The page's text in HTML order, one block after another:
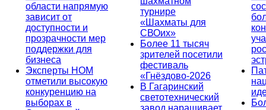
области напрямую
зависит от
доступности и
прозрачности мер
поддержки для
бизнеса
Эксперты НОМ
отметили высокую
конкуренцию на
выборах в
турнире
«Шахматы для
СВОих»
Более 11 тысяч
зрителей посетили
фестиваль
«Гнёздово-2026
В Гагаринский
светотехнический